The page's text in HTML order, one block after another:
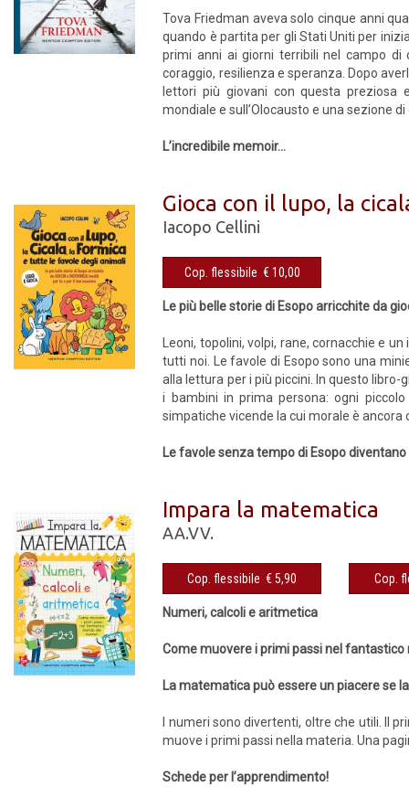
Tova Friedman aveva solo cinque anni
quando è partita per gli Stati Uniti per
primi anni ai giorni terribili nel campo di
coraggio, resilienza e speranza. Dopo
lettori più giovani con questa preziosa
mondiale e sull’Olocausto e una sezione
L’incredibile memoir...
Gioca con il lupo, la
Iacopo Cellini
Cop. flessibile € 10,00
Le più belle storie di Esopo arricchite da
Leoni, topolini, volpi, rane, cornacchie e
tutti noi. Le favole di Esopo sono una
alla lettura per i più piccini. In questo
i bambini in prima persona: ogni
simpatiche vicende la cui morale è
Le favole senza tempo di Esopo diventano
Impara la matematica
AA.VV.
Cop. flessibile € 5,90
Numeri, calcoli e aritmetica
Come muovere i primi passi nel
La matematica può essere un piacere se
I numeri sono divertenti, oltre che utili. Il
muove i primi passi nella materia. Una
Schede per l’apprendimento!